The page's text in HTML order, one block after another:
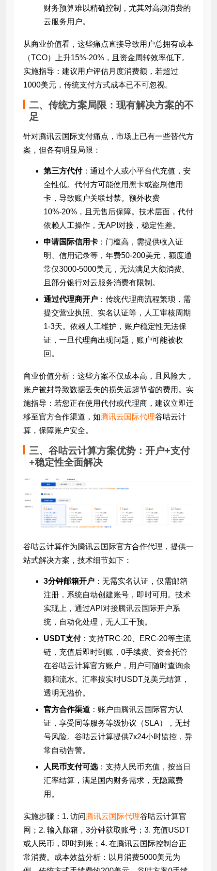
财务预算难以精确控制，尤其对高频消费的
云服务用户。
从商业价值看，这些痛点直接导致用户总拥有成本
（TCO）上升15%-20%，且资金周转效率低下。
实施指导：建议用户评估月度消费额，若超过
1000美元，传统支付方式成本已不可忽视。
二、传统方案局限：现有解决方案的不
足
针对腾讯云国际支付痛点，市场上已有一些替代方
案，但各有明显局限：
第三方代付：通过个人或小平台代充值，安
全性低。代付方可能使用黑卡或盗刷信用
卡，导致账户关联封禁。额外收费
10%-20%，且无售后保障。技术层面，代付
依赖人工操作，无API对接，稳定性差。
申请国际信用卡 ：门槛高，需提供收入证
明、信用记录等，年费50-200美元，额度通
常仅3000-5000美元，无法满足大额消费。
且部分银行对云服务消费有限制。
通过代理商开户 ：传统代理商流程繁琐，需
提交营业执照、实名认证等，人工审核周期
1-3天。依赖人工维护，账户稳定性无法保
证，一旦代理商出现问题，账户可能被收
回。
商业价值分析：这些方案不仅成本高，且风险大，
账户被封导致数据丢失的损失远超节省的费用。实
施指导：若您正在使用代付或代理商，建议立即迁
移至官方合作渠道，如腾讯云国际代理谷咕云计
算，保障账户安全。
三、谷咕云计算方案优势：开户+支付
+稳定性全面解决
谷咕云计算作为腾讯云国际官方合作代理，提供一
站式解决方案，技术细节如下：
3分钟邮箱开户 ：无需实名认证，仅需邮箱
注册，系统自动创建账号，即时可用。技术
实现上，通过API对接腾讯云国际开户系
统，自动化处理，无人工干预。
USDT支付：支持TRC-20、ERC-20等主流
链，充值后即时到账，0手续费。资金托管
在谷咕云计算官方账户，用户可随时查询余
额和流水。汇率按实时USDT兑美元结算，
透明无溢价。
官方合作渠道 ：账户由腾讯云国际官方认
证，享受同等服务等级协议（SLA），无封
号风险。谷咕云计算提供7x24小时监控，异
常自动告警。
人民币支付可选：支持人民币充值，按当日
汇率结算，满足国内财务需求，无隐藏费
用。
实施步骤：1. 访问腾讯云国际代理谷咕云计算官
网；2. 输入邮箱，3分钟获取账号；3. 充值USDT
或人民币，即时到账；4. 在腾讯云国际控制台正
常消费。成本效益分析：以月消费5000美元为